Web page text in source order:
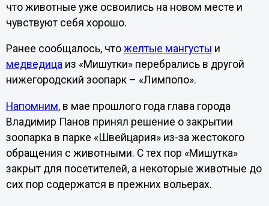
что животные уже освоились на новом месте и
чувствуют себя хорошо.
Ранее сообщалось, что желтые мангусты и
медведицаиз «Мишутки» перебрались в другой
нижегородский зоопарк – «Лимпопо».
Напомним, в мае прошлого года глава города
Владимир Панов принял решение о закрытии
зоопарка в парке «Швейцария» из-за жестокого
обращения с животными. С тех пор «Мишутка»
закрыт для посетителей, а некоторые животные до
сих пор содержатся в прежних вольерах.